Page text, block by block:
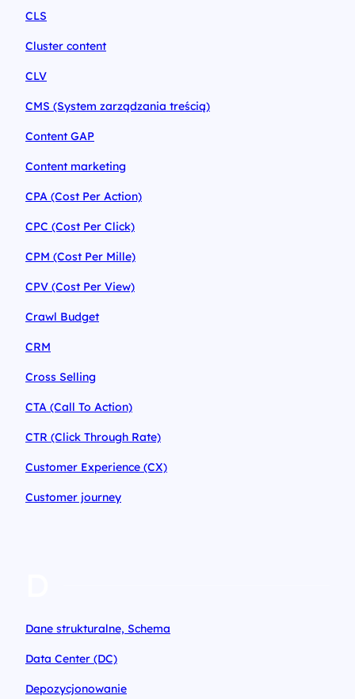
CLS
Cluster content
CLV
CMS (System zarządzania treścią)
Content GAP
Content marketing
CPA (Cost Per Action)
CPC (Cost Per Click)
CPM (Cost Per Mille)
CPV (Cost Per View)
Crawl Budget
CRM
Cross Selling
CTA (Call To Action)
CTR (Click Through Rate)
Customer Experience (CX)
Customer journey
Dane strukturalne, Schema
Data Center (DC)
Depozycjonowanie